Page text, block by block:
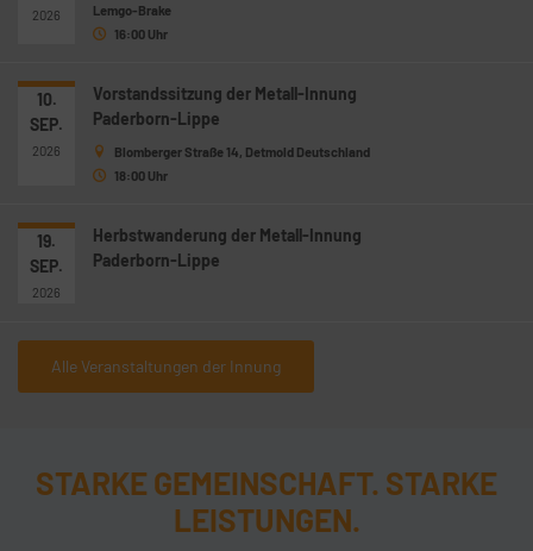
2026
Lemgo-Brake
16:00 Uhr
10.
SEP.
2026
Vorstandssitzung der Metall-Innung
Paderborn-Lippe
Blomberger Straße 14, Detmold Deutschland
18:00 Uhr
19.
SEP.
2026
Herbstwanderung der Metall-Innung
Paderborn-Lippe
Alle Veranstaltungen der Innung
STARKE GEMEINSCHAFT. STARKE
LEISTUNGEN.